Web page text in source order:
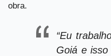
obra.
“Eu
Goiá e